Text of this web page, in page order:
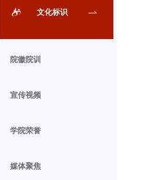
文化标识
院徽院训
宣传视频
学院荣誉
媒体聚焦